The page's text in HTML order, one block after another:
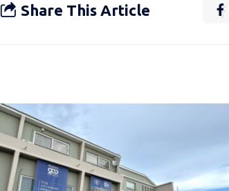
Share This Article